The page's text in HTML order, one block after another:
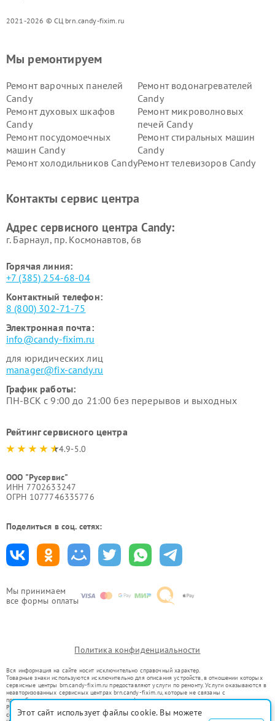
2021-2026 © СЦ brn.candy-fixim.ru
Мы принимаем
все формы оплаты
Мы ремонтируем
Ремонт варочных панелей
Candy
Ремонт водонагревателей
Candy
Ремонт духовых шкафов
Candy
Ремонт микроволновых
печей Candy
Ремонт посудомоечных
машин Candy
Ремонт стиральных машин
Candy
Ремонт холодильников CandyРемонт телевизоров Candy
Контакты сервис центра
Адрес сервисного центра Candy:
г. Барнаул, ​пр. Космонавтов, 6в
Горячая линия:
+7 (385) 254-68-04
Контактный телефон:
8 (800) 302-71-75
Электронная почта:
info@candy-fixim.ru
для юридических лиц
manager@fix-candy.ru
График работы:
ПН-ВСК с 9:00 до 21:00 без перерывов и выходных
Рейтинг сервисного центра
4.9-5.0
ООО "Русервис"
ИНН 7702633247
ОГРН 1077746335776
Поделиться в соц. сетях:
Политика конфиденциальности
Вся информация на сайте носит исключительно справочный характер.
Товарные знаки используются исключительно для описания устройств, в отношении которых
сервисные центры brn.candy-fixim.ru предоставляют услуги по ремонту. Услуги оказываются в
неавторизованных сервисных центрах brn.candy-fixim.ru, которые не связаны с
правообладателями товарных знаков или их официальными представителями.
Ремонт осуществляется для устройств, уже введенных в гражданский оборот в соответствии
со статьей 1487 ГК РФ.
Этот сайт использует файлы cookie. Вы можете